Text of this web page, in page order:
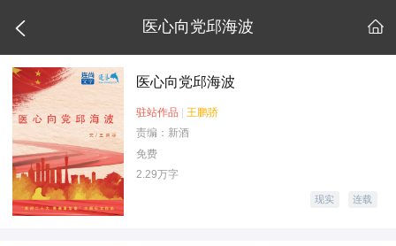
 医心向党邱海波 
医心向党邱海波
驻站作品 | 王鹏骄
责编：新酒
免费
2.29万字
现实 连载